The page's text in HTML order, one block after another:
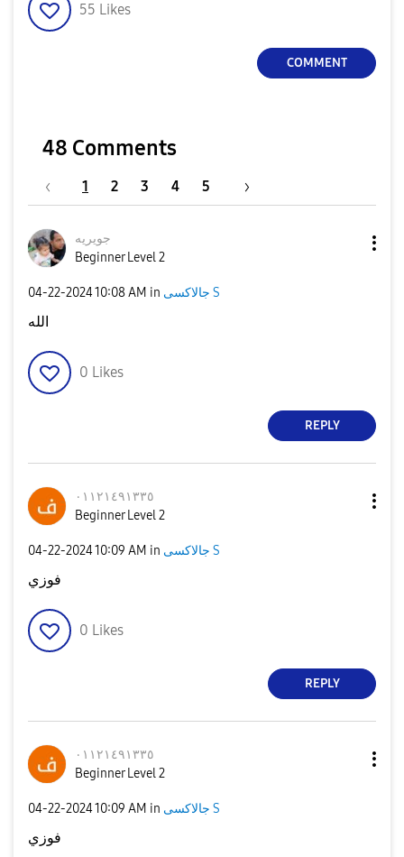
55 Likes
COMMENT
48 Comments
1 2 3 4 5
جويريه
Beginner Level 2
‎04-22-202410:08 AM in جالاكسى S
الله
0 Likes
REPLY
٠١١٢١٤٩١٣٣٥
Beginner Level 2
‎04-22-202410:09 AM in جالاكسى S
فوزي
0 Likes
REPLY
٠١١٢١٤٩١٣٣٥
Beginner Level 2
‎04-22-202410:09 AM in جالاكسى S
فوزي